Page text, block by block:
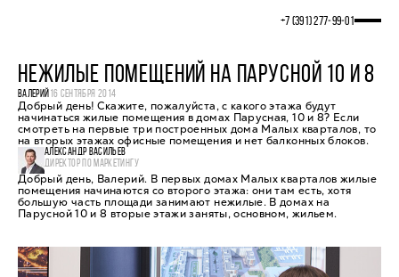
+7 (391) 277‒99‒01
НЕЖИЛЫЕ ПОМЕЩЕНИЙ НА ПАРУСНОЙ 10 И 8
ВАЛЕРИЙ 16 СЕНТЯБРЯ 2014
Добрый день! Скажите, пожалуйста, с какого этажа будут
начинаться жилые помещения в домах Парусная, 10 и 8? Если
смотреть на первые три построенных дома Малых кварталов, то
на вторых этажах офисные помещения и нет балконных блоков.
АЛЕКСАНДР ВАСИЛЬЕВ
ДИРЕКТОР ПО МАРКЕТИНГУ
Добрый день, Валерий. В первых домах Малых кварталов жилые
помещения начинаются со второго этажа: они там есть, хотя
большую часть площади занимают нежилые. В домах на
Парусной 10 и 8 вторые этажи заняты, основном, жильем.